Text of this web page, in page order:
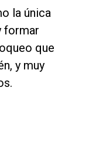
la única
formar
que
y muy